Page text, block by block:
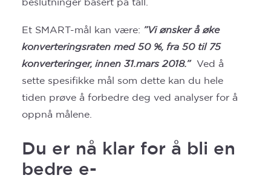
beslutninger basert på tall.
Et SMART-mål kan være: ”Vi ønsker å øke
konverteringsraten med 50 %, fra 50 til 75
konverteringer, innen 31.mars 2018.”Ved å
sette spesifikke mål som dette kan du hele
tiden prøve å forbedre deg ved analyser for å
oppnå målene.
Du er nå klar for å bli en
bedre e-